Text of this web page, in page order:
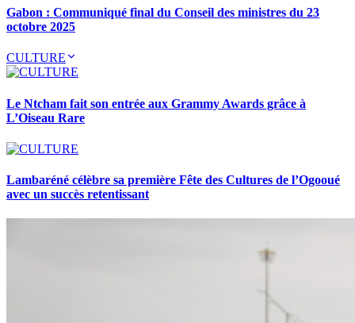
Gabon : Communiqué final du Conseil des ministres du 23
octobre 2025
CULTURE
Le Ntcham fait son entrée aux Grammy Awards grâce à
L’Oiseau Rare
Lambaréné célèbre sa première Fête des Cultures de l’Ogooué
avec un succès retentissant